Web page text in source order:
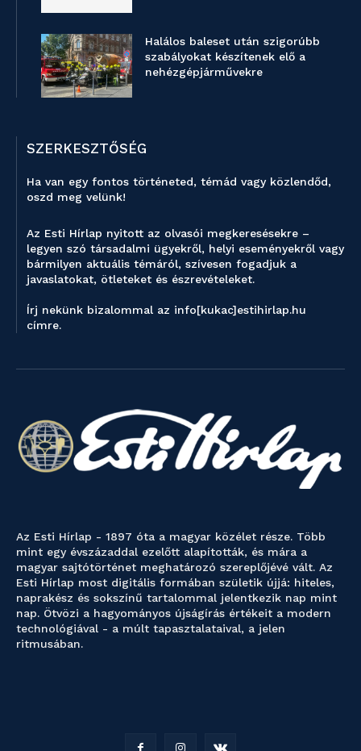
Halálos baleset után szigorúbb
szabályokat készítenek elő a
nehézgépjárművekre
SZERKESZTŐSÉG
Ha van egy fontos történeted, témád vagy közlendőd,
oszd meg velünk!
Az Esti Hírlap nyitott az olvasói megkeresésekre –
legyen szó társadalmi ügyekről, helyi eseményekről vagy
bármilyen aktuális témáról, szívesen fogadjuk a
javaslatokat, ötleteket és észrevételeket.
Írj nekünk bizalommal az info[kukac]estihirlap.hu
címre.
Az Esti Hírlap - 1897 óta a magyar közélet része. Több
mint egy évszázaddal ezelőtt alapították, és mára a
magyar sajtótörténet meghatározó szereplőjévé vált. Az
Esti Hírlap most digitális formában születik újjá: hiteles,
naprakész és sokszínű tartalommal jelentkezik nap mint
nap. Ötvözi a hagyományos újságírás értékeit a modern
technológiával - a múlt tapasztalataival, a jelen
ritmusában.